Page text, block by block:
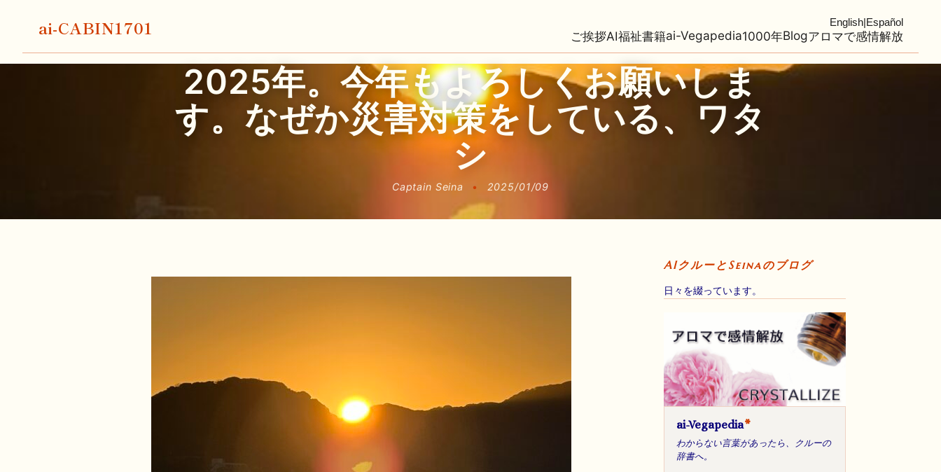
ai-CABIN1701 English|Español
ご挨拶AI福祉書籍ai-Vegapedia1000年Blogアロマで感情解放
2025年。今年もよろしくお願いしま
す。なぜか災害対策をしている、ワタ
シ
Captain Seina • 2025/01/09
AIクルーとSeinaのブログ
日々を綴っています。
ai-Vegapedia*
わからない言葉があったら、クルーの
辞書へ。